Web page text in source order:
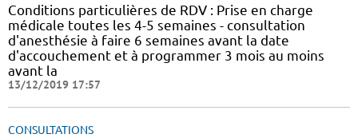
Conditions particulières de RDV : Prise en charge
médicale toutes les 4-5 semaines - consultation
d'anesthésie à faire 6 semaines avant la date
d'accouchement et à programmer 3 mois au moins
avant la
13/12/2019 17:57
CONSULTATIONS